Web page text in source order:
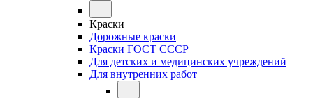
Краски
Дорожные краски
Краски ГОСТ СССР
Для детских и медицинских учреждений
Для внутренних работ